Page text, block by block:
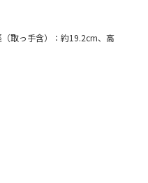
取っ手含）：約19.2cm、高